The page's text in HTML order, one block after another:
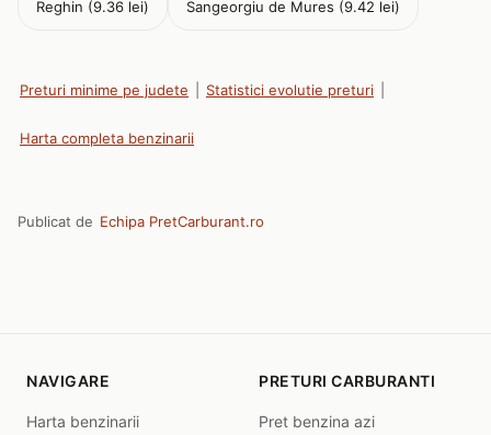
Reghin (9.36 lei) Sangeorgiu de Mures (9.42 lei)
Preturi minime pe judete Statistici evolutie preturi
Harta completa benzinarii
Publicat de Echipa PretCarburant.ro
NAVIGARE
Harta benzinarii
PRETURI CARBURANTI
Pret benzina azi